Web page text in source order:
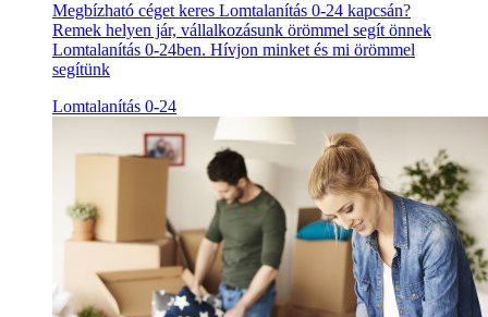
Megbízható céget keres Lomtalanítás 0-24 kapcsán?
Remek helyen jár, vállalkozásunk örömmel segít önnek
Lomtalanítás 0-24ben. Hívjon minket és mi örömmel
segítünk
Lomtalanítás 0-24